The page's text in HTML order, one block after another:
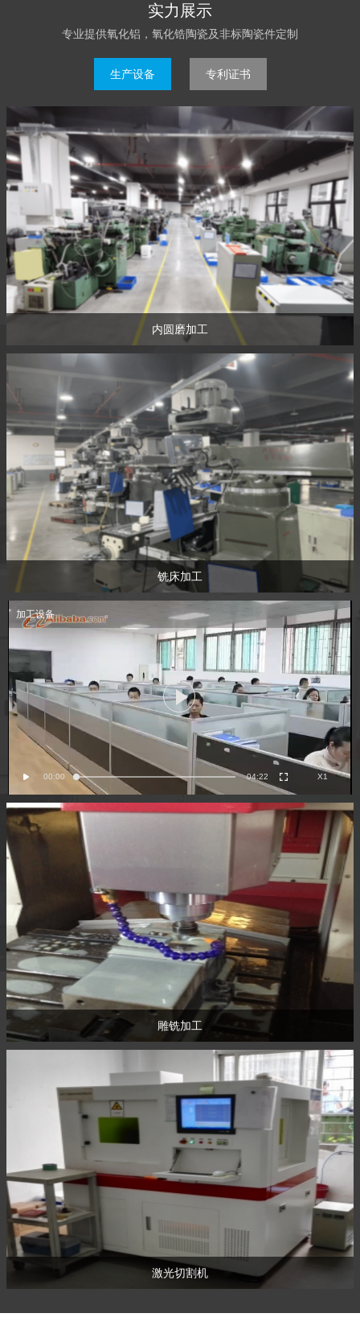
实力展示
专业提供氧化铝，氧化锆陶瓷及非标陶瓷件定制
生产设备 专利证书
内圆磨加工
铣床加工
00:00 04:22 X1
加工设备
雕铣加工
激光切割机